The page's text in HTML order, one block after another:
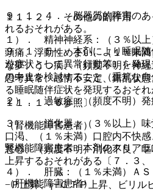
９．１．４． 脳器質的障害の
れるおそれがある。
９．１．５． 本剤により睡眠随
遊症状として異常行動等）を発
の中止を検討すること（重篤な
る睡眠随伴症状を発現するおそ
１１．１．６参照〕。
（腎機能障害患者）
腎機能障害患者：本剤のクリア
上昇するおそれがある〔７．３
（肝機能障害患者）
１１．２． その他の副作用
１）． 精神神経系：（３％以上
頭痛、浮動性めまい、（１％未
な夢、うつ病、（頻度不明）神
思考異常、感情不安定、錯乱状態
２）． 過敏症：（頻度不明）発
３）． 消化器：（３％以上）味
口渇、（１％未満）口腔内不快感
悪心、（頻度不明）消化不良、嘔
４）． 肝臓：（１％未満）ＡＳ
−Ｐ上昇、γ−ＧＴＰ上昇、ビリル